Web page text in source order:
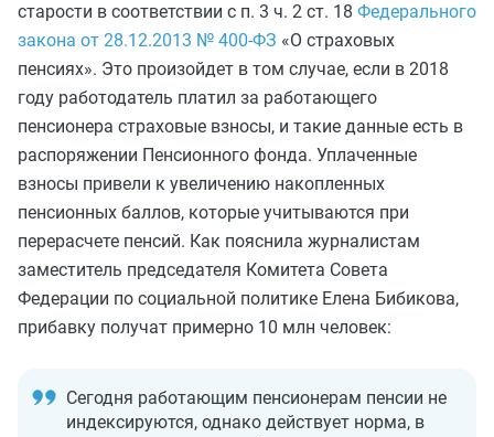
старости в соответствии с п. 3 ч. 2 ст. 18 Федерального
закона от 28.12.2013 № 400-ФЗ «О страховых
пенсиях». Это произойдет в том случае, если в 2018
году работодатель платил за работающего
пенсионера страховые взносы, и такие данные есть в
распоряжении Пенсионного фонда. Уплаченные
взносы привели к увеличению накопленных
пенсионных баллов, которые учитываются при
перерасчете пенсий. Как пояснила журналистам
заместитель председателя Комитета Совета
Федерации по социальной политике Елена Бибикова,
прибавку получат примерно 10 млн человек:
Сегодня работающим пенсионерам пенсии не
индексируются, однако действует норма, в